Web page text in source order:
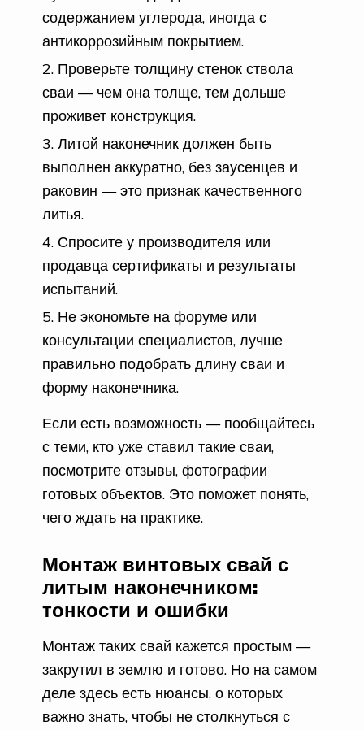
содержанием углерода, иногда с
антикоррозийным покрытием.
Проверьте толщину стенок ствола
сваи — чем она толще, тем дольше
проживет конструкция.
Литой наконечник должен быть
выполнен аккуратно, без заусенцев и
раковин — это признак качественного
литья.
Спросите у производителя или
продавца сертификаты и результаты
испытаний.
Не экономьте на форуме или
консультации специалистов, лучше
правильно подобрать длину сваи и
форму наконечника.
Если есть возможность — пообщайтесь
с теми, кто уже ставил такие сваи,
посмотрите отзывы, фотографии
готовых объектов. Это поможет понять,
чего ждать на практике.
Монтаж винтовых свай с
литым наконечником:
тонкости и ошибки
Монтаж таких свай кажется простым —
закрутил в землю и готово. Но на самом
деле здесь есть нюансы, о которых
важно знать, чтобы не столкнуться с